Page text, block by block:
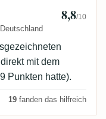
Deutschland
8,8/10
mit dem
Punkten hatte).
19 fanden das hilfreich